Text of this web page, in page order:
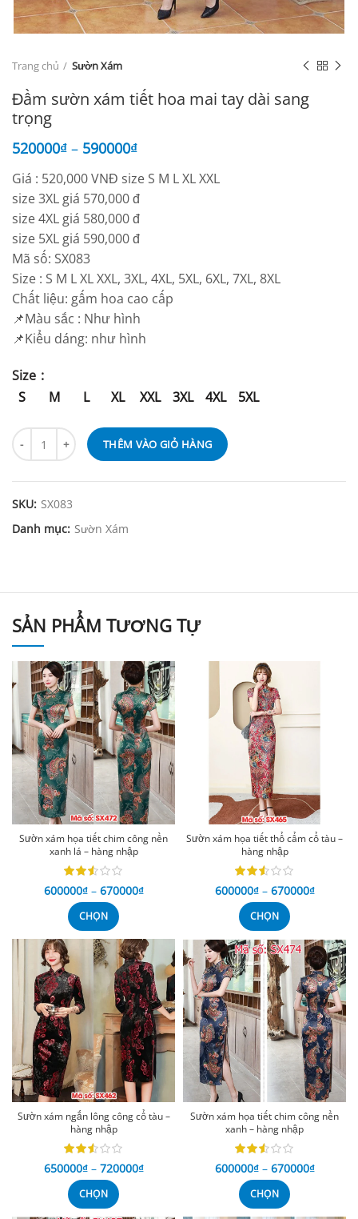
Trang chủ Sườn Xám
Đầm sườn xám tiết hoa mai tay dài sang
trọng
520000₫ – 590000₫
Giá : 520,000 VNĐ size S M L XL XXL
size 3XL giá 570,000 đ
size 4XL giá 580,000 đ
size 5XL giá 590,000 đ
Mã số: SX083
Size : S M L XL XXL, 3XL, 4XL, 5XL, 6XL, 7XL, 8XL
Chất liệu: gấm hoa cao cấp
📌Màu sắc : Như hình
📌Kiểu dáng: như hình
Size
S
M L XL XXL 3XL 4XL 5XL
THÊM VÀO GIỎ HÀNG
SKU: SX083
Danh mục: Sườn Xám
SẢN PHẨM TƯƠNG TỰ
Sườn xám họa tiết chim công nền
xanh lá – hàng nhập
600000₫ – 670000₫
CHỌN
Sườn xám họa tiết thổ cẩm cổ tàu –
hàng nhập
600000₫ – 670000₫
CHỌN
Sườn xám ngắn lông công cổ tàu –
hàng nhập
650000₫ – 720000₫
CHỌN
Sườn xám họa tiết chim công nền
xanh – hàng nhập
600000₫ – 670000₫
CHỌN